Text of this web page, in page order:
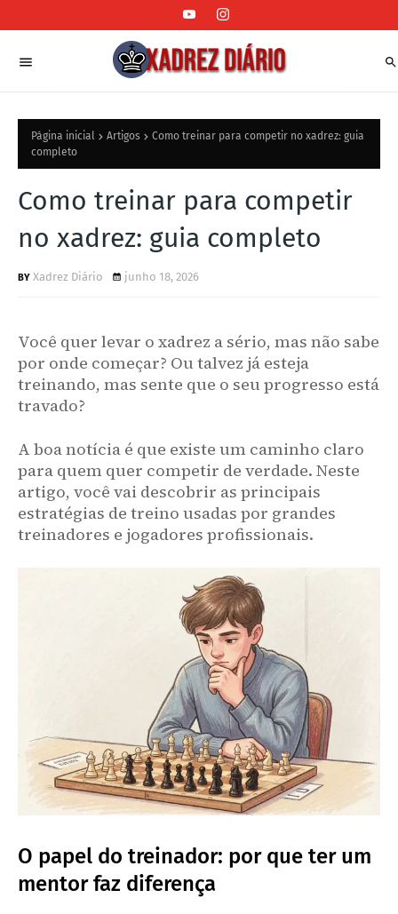
Página inicial Artigos
Como treinar para competir no xadrez: guia
completo
Como treinar para competir
no xadrez: guia completo
Xadrez Diário junho 18, 2026
Você quer levar o xadrez a sério, mas não sabe
por onde começar? Ou talvez já esteja
treinando, mas sente que o seu progresso está
travado?
A boa notícia é que existe um caminho claro
para quem quer competir de verdade. Neste
artigo, você vai descobrir as principais
estratégias de treino usadas por grandes
treinadores e jogadores profissionais.
O papel do treinador: por que ter um
mentor faz diferença